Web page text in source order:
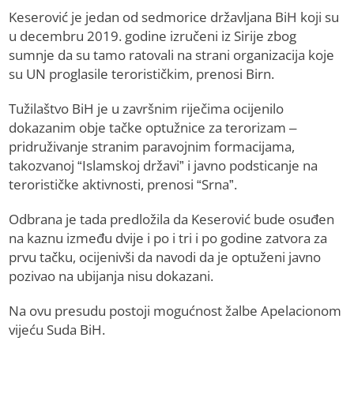
Keserović je jedan od sedmorice državljana BiH koji su
u decembru 2019. godine izručeni iz Sirije zbog
sumnje da su tamo ratovali na strani organizacija koje
su UN proglasile terorističkim, prenosi Birn.
Tužilaštvo BiH je u završnim riječima ocijenilo
dokazanim obje tačke optužnice za terorizam –
pridruživanje stranim paravojnim formacijama,
takozvanoj “Islamskoj državi” i javno podsticanje na
terorističke aktivnosti, prenosi “Srna”.
Odbrana je tada predložila da Keserović bude osuđen
na kaznu između dvije i po i tri i po godine zatvora za
prvu tačku, ocijenivši da navodi da je optuženi javno
pozivao na ubijanja nisu dokazani.
Na ovu presudu postoji mogućnost žalbe Apelacionom
vijeću Suda BiH.